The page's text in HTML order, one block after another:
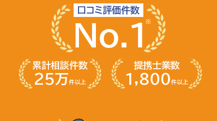
口コミ評価件数
No.1
累計相談件数
25万件以上
提携士業数
1,800件以上